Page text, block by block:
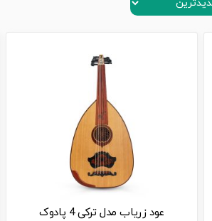
عود زریاب مدل ترکی 4 پادوک